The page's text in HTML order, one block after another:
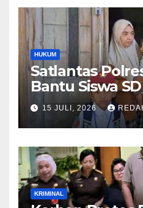
HUKUM
Satlantas
Bantu Siswa
Saat Pulang
Langsung
Orang Tua
15 JULI, 2026
KRIMINAL